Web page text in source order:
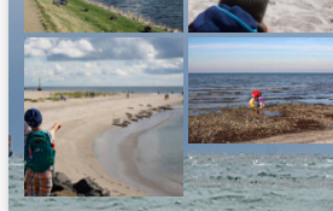
Steinesammeln am
Naturstrand